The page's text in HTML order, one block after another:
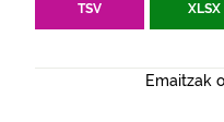
TSV XLSX
Emaitzak